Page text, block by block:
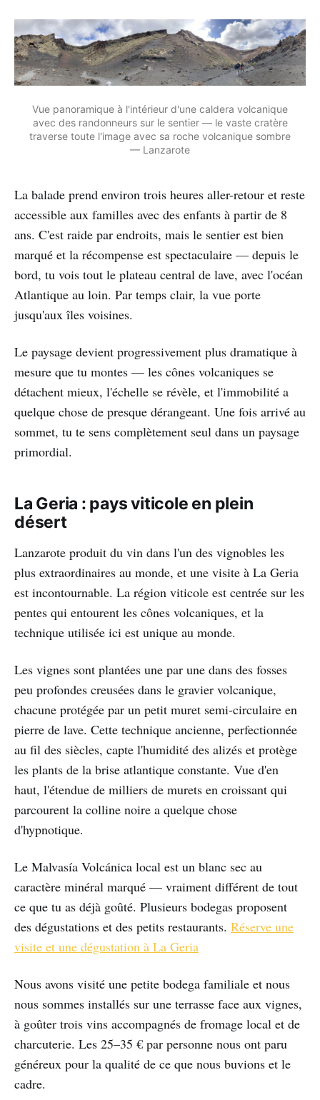
Vue panoramique à l'intérieur d'une caldera volcanique
avec des randonneurs sur le sentier — le vaste cratère
traverse toute l'image avec sa roche volcanique sombre
— Lanzarote
La balade prend environ trois heures aller-retour et reste
accessible aux familles avec des enfants à partir de 8
ans. C'est raide par endroits, mais le sentier est bien
marqué et la récompense est spectaculaire — depuis le
bord, tu vois tout le plateau central de lave, avec l'océan
Atlantique au loin. Par temps clair, la vue porte
jusqu'aux îles voisines.
Le paysage devient progressivement plus dramatique à
mesure que tu montes — les cônes volcaniques se
détachent mieux, l'échelle se révèle, et l'immobilité a
quelque chose de presque dérangeant. Une fois arrivé au
sommet, tu te sens complètement seul dans un paysage
primordial.
La Geria : pays viticole en plein
désert
Lanzarote produit du vin dans l'un des vignobles les
plus extraordinaires au monde, et une visite à La Geria
est incontournable. La région viticole est centrée sur les
pentes qui entourent les cônes volcaniques, et la
technique utilisée ici est unique au monde.
Les vignes sont plantées une par une dans des fosses
peu profondes creusées dans le gravier volcanique,
chacune protégée par un petit muret semi-circulaire en
pierre de lave. Cette technique ancienne, perfectionnée
au fil des siècles, capte l'humidité des alizés et protège
les plants de la brise atlantique constante. Vue d'en
haut, l'étendue de milliers de murets en croissant qui
parcourent la colline noire a quelque chose
d'hypnotique.
Le Malvasía Volcánica local est un blanc sec au
caractère minéral marqué — vraiment différent de tout
ce que tu as déjà goûté. Plusieurs bodegas proposent
des dégustations et des petits restaurants. Réserve une
visite et une dégustation à La Geria
Nous avons visité une petite bodega familiale et nous
nous sommes installés sur une terrasse face aux vignes,
à goûter trois vins accompagnés de fromage local et de
charcuterie. Les 25–35 € par personne nous ont paru
généreux pour la qualité de ce que nous buvions et le
cadre.